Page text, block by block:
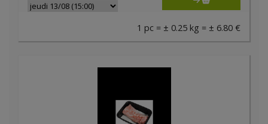
1 pc = ± 0.25 kg = ± 6.80 €